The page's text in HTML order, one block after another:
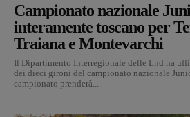
Campionato nazionale
interamente toscano per
Traiana e Montevarchi
Il Dipartimento Interregionale delle Lnd ha
dei dieci gironi del campionato nazionale
campionato prenderà...